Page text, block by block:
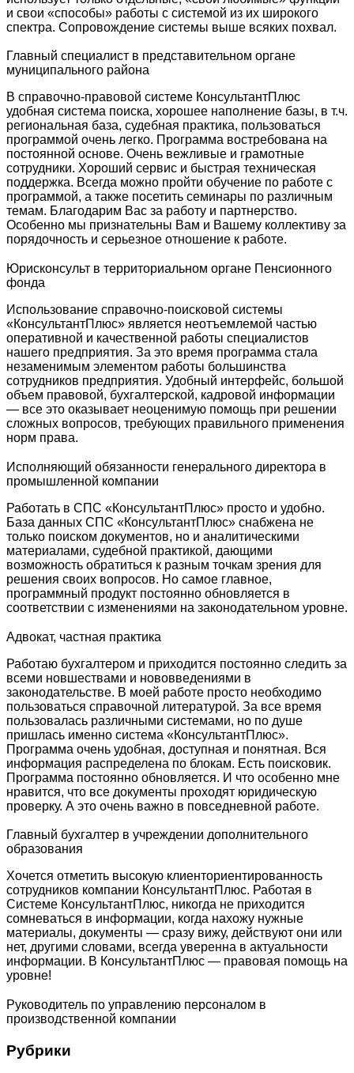
и свои «способы» работы с системой из их широкого
спектра. Сопровождение системы выше всяких похвал.
Главный специалист в представительном органе
муниципального района
В справочно-правовой системе КонсультантПлюс
удобная система поиска, хорошее наполнение базы, в т.ч.
региональная база, судебная практика, пользоваться
программой очень легко. Программа востребована на
постоянной основе. Очень вежливые и грамотные
сотрудники. Хороший сервис и быстрая техническая
поддержка. Всегда можно пройти обучение по работе с
программой, а также посетить семинары по различным
темам. Благодарим Вас за работу и партнерство.
Особенно мы признательны Вам и Вашему коллективу за
порядочность и серьезное отношение к работе.
Юрисконсульт в территориальном органе Пенсионного
фонда
Использование справочно-поисковой системы
«КонсультантПлюс» является неотъемлемой частью
оперативной и качественной работы специалистов
нашего предприятия. За это время программа стала
незаменимым элементом работы большинства
сотрудников предприятия. Удобный интерфейс, большой
объем правовой, бухгалтерской, кадровой информации
— все это оказывает неоценимую помощь при решении
сложных вопросов, требующих правильного применения
норм права.
Исполняющий обязанности генерального директора в
промышленной компании
Работать в СПС «КонсультантПлюс» просто и удобно.
База данных СПС «КонсультантПлюс» снабжена не
только поиском документов, но и аналитическими
материалами, судебной практикой, дающими
возможность обратиться к разным точкам зрения для
решения своих вопросов. Но самое главное,
программный продукт постоянно обновляется в
соответствии с изменениями на законодательном уровне.
Адвокат, частная практика
Работаю бухгалтером и приходится постоянно следить за
всеми новшествами и нововведениями в
законодательстве. В моей работе просто необходимо
пользоваться справочной литературой. За все время
пользовалась различными системами, но по душе
пришлась именно система «КонсультантПлюс».
Программа очень удобная, доступная и понятная. Вся
информация распределена по блокам. Есть поисковик.
Программа постоянно обновляется. И что особенно мне
нравится, что все документы проходят юридическую
проверку. А это очень важно в повседневной работе.
Главный бухгалтер в учреждении дополнительного
образования
Хочется отметить высокую клиенториентированность
сотрудников компании КонсультантПлюс. Работая в
Системе КонсультантПлюс, никогда не приходится
сомневаться в информации, когда нахожу нужные
материалы, документы — сразу вижу, действуют они или
нет, другими словами, всегда уверенна в актуальности
информации. В КонсультантПлюс — правовая помощь на
уровне!
Руководитель по управлению персоналом в
производственной компании
Рубрики